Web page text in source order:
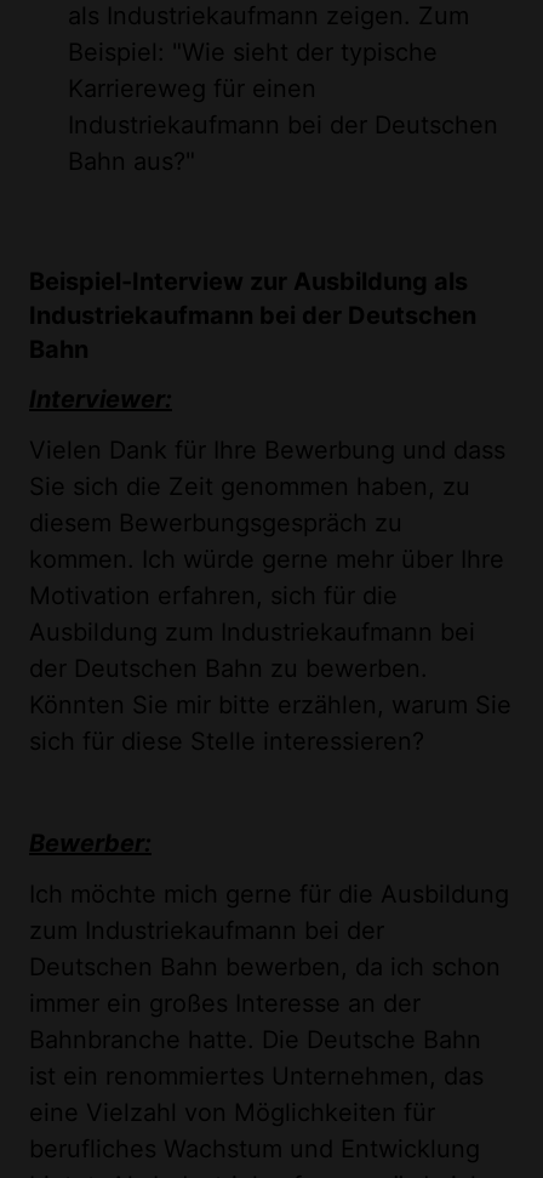
als Industriekaufmann zeigen. Zum
Beispiel: "Wie sieht der typische
Karriereweg für einen
Industriekaufmann bei der Deutschen
Bahn aus?"
Beispiel-Interview zur Ausbildung als
Industriekaufmann bei der Deutschen
Bahn
Interviewer:
Vielen Dank für Ihre Bewerbung und dass
Sie sich die Zeit genommen haben, zu
diesem Bewerbungsgespräch zu
kommen. Ich würde gerne mehr über Ihre
Motivation erfahren, sich für die
Ausbildung zum Industriekaufmann bei
der Deutschen Bahn zu bewerben.
Könnten Sie mir bitte erzählen, warum Sie
sich für diese Stelle interessieren?
Bewerber:
Ich möchte mich gerne für die Ausbildung
zum Industriekaufmann bei der
Deutschen Bahn bewerben, da ich schon
immer ein großes Interesse an der
Bahnbranche hatte. Die Deutsche Bahn
ist ein renommiertes Unternehmen, das
eine Vielzahl von Möglichkeiten für
berufliches Wachstum und Entwicklung